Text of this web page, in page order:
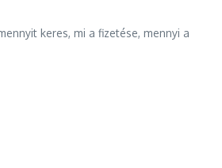
keres, mi a fizetése, mennyi a